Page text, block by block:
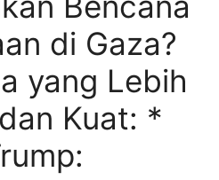
di Gaza?
yang Lebih
Kuat: *